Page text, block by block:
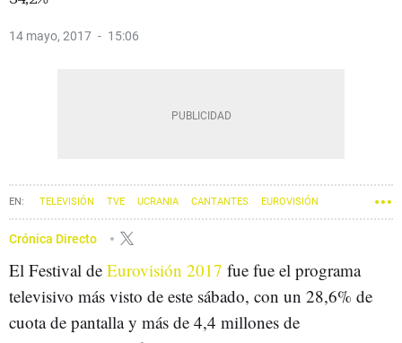
14 mayo, 2017 15:06
TELEVISIÓN TVE UCRANIA CANTANTES EUROVISIÓN
Crónica Directo
El Festival de Eurovisión 2017 fue fue el programa
televisivo más visto de este sábado, con un 28,6% de
cuota de pantalla y más de 4,4 millones de